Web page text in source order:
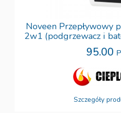
Noveen Przepływowy
2w1 (podgrzewacz i
95.00
Szczegóły